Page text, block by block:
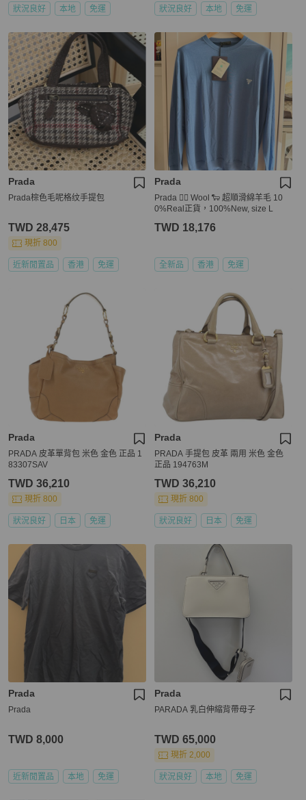
狀況良好 本地 免運 狀況良好 本地 免運
Prada
Prada棕色毛呢格纹手提包
TWD 28,475
現折 800
近新閒置品 香港 免運
Prada
Prada 👍🏻 Wool 🐑 超順滑綿羊毛 10
0%Real正貨，100%New, size L
TWD 18,176
全新品 香港 免運
Prada
PRADA 皮革單背包 米色 金色 正品 1
83307SAV
TWD 36,210
現折 800
狀況良好 日本 免運
Prada
PRADA 手提包 皮革 兩用 米色 金色
正品 194763M
TWD 36,210
現折 800
狀況良好 日本 免運
Prada
Prada
TWD 8,000
近新閒置品 本地 免運
Prada
PARADA 乳白伸縮背帶母子
TWD 65,000
現折 2,000
狀況良好 本地 免運